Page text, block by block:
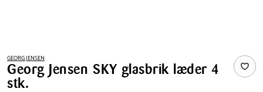
GEORG JENSEN
Georg Jensen SKY glasbrik læder 4
stk.